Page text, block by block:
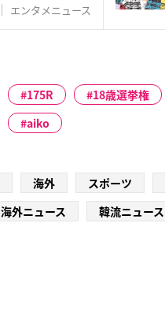
エンタメニュース
175R 18歳選挙権
aiko
海外 スポーツ
海外ニュース 韓流ニュース